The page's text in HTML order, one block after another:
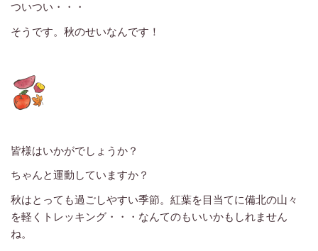
ついつい・・・
そうです。秋のせいなんです！
皆様はいかがでしょうか？
ちゃんと運動していますか？
秋はとっても過ごしやすい季節。紅葉を目当てに備北の山々
を軽くトレッキング・・・なんてのもいいかもしれません
ね。